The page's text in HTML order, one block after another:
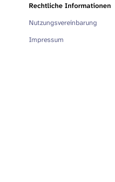
Rechtliche Informationen
Nutzungsvereinbarung
Impressum